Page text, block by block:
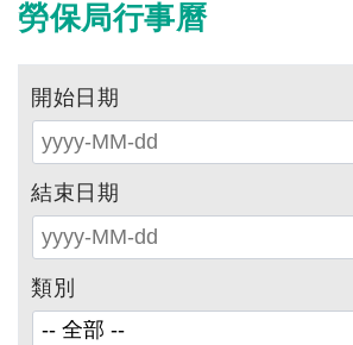
勞保局行事曆
開始日期
結束日期
類別